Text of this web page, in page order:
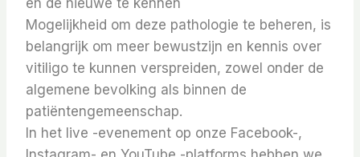
en de nieuwe te kennen
Mogelijkheid om deze pathologie te beheren, is
belangrijk om meer bewustzijn en kennis over
vitiligo te kunnen verspreiden, zowel onder de
algemene bevolking als binnen de
patiëntengemeenschap.
In het live -evenement op onze Facebook-,